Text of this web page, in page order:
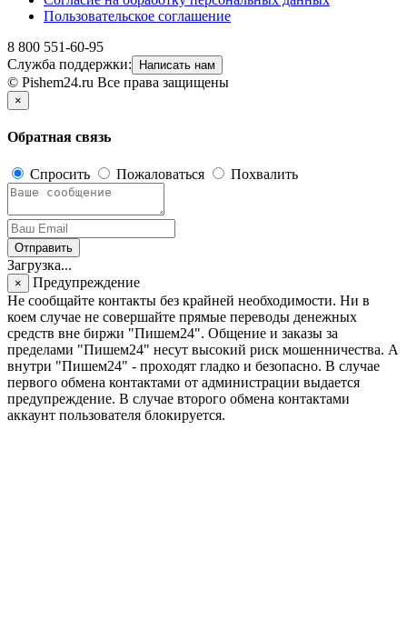
Пользовательское соглашение
8 800 551-60-95
Служба поддержки:
Написать нам
© Pishem24.ru Все права защищены
×
Обратная связь
Спросить Пожаловаться Похвалить
Отправить
Загрузка...
×
Предупреждение
Не сообщайте контакты без крайней необходимости. Ни в
коем случае не совершайте прямые переводы денежных
средств вне биржи "Пишем24". Общение и заказы за
пределами "Пишем24" несут высокий риск мошенничества. А
внутри "Пишем24" - проходят гладко и безопасно. В случае
первого обмена контактами от администрации выдается
предупреждение. В случае второго обмена контактами
аккаунт пользователя блокируется.